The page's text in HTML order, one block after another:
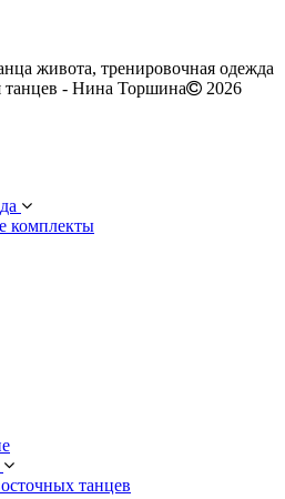
живота, тренировочная одежда
танцев - Нина Торшина
2026
комплекты
танцев